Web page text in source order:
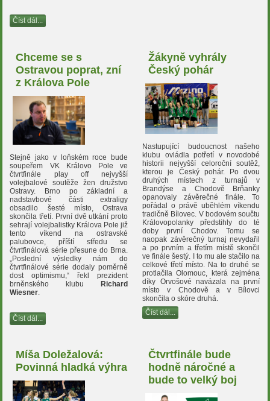
Číst dál...
Chceme se s
Ostravou poprat, zní
z Králova Pole
Stejně jako v loňském roce bude
soupeřem VK Královo Pole ve
čtvrtfinále play off nejvyšší
volejbalové soutěže žen družstvo
Ostravy. Brno po základní a
nadstavbové části extraligy
obsadilo šesté místo, Ostrava
skončila třetí. První dvě utkání proto
sehrají volejbalistky Králova Pole již
tento víkend na ostravské
palubovce, příští středu se
čtvrtfinálová série přesune do Brna.
„Poslední výsledky nám do
čtvrtfinálové série dodaly poměrně
dost optimismu,“ řekl prezident
brněnského klubu Richard
Wiesner
Číst dál...
Žákyně vyhrály
Český pohár
Nastupující budoucnost našeho
klubu ovládla potřetí v novodobé
historii nejvyšší celoroční soutěž,
kterou je Český pohár. Po dvou
druhých místech z turnajů v
Brandýse a Chodově Brňanky
opanovaly závěrečné finále. To
pořádal o právě uběhlém víkendu
tradičně Bílovec. V bodovém součtu
Královopolanky předstihly do té
doby první Chodov. Tomu se
naopak závěrečný turnaj nevydařil
a po prvním a třetím místě skončil
ve finále šestý. I to mu ale stačilo na
celkové třetí místo. Na to druhé se
protlačila Olomouc, která zejména
díky Orvošové navázala na první
místo v Chodově a v Bílovci
skončila o skóre druhá.
Číst dál...
Míša Doležalová:
Povinná hladká výhra
Čtvrtfinále bude
hodně náročné a
bude to velký boj